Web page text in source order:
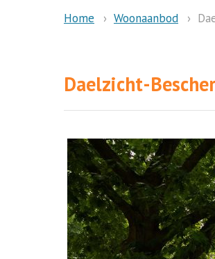
Home Woonaanbod
Daelzicht-